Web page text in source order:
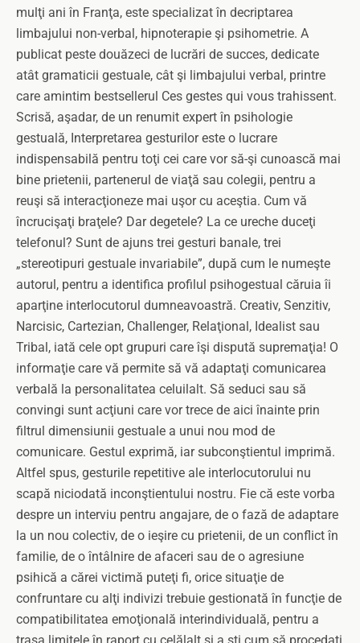
mulţi ani în Franţa, este specializat în decriptarea
limbajului non-verbal, hipnoterapie şi psihometrie. A
publicat peste douăzeci de lucrări de succes, dedicate
atât gramaticii gestuale, cât şi limbajului verbal, printre
care amintim bestsellerul Ces gestes qui vous trahissent.
Scrisă, aşadar, de un renumit expert în psihologie
gestuală, Interpretarea gesturilor este o lucrare
indispensabilă pentru toţi cei care vor să-şi cunoască mai
bine prietenii, partenerul de viaţă sau colegii, pentru a
reuşi să interacţioneze mai uşor cu aceştia. Cum vă
încrucişaţi braţele? Dar degetele? La ce ureche duceţi
telefonul? Sunt de ajuns trei gesturi banale, trei
„stereotipuri gestuale invariabile”, după cum le numeşte
autorul, pentru a identifica profilul psihogestual căruia îi
aparţine interlocutorul dumneavoastră. Creativ, Senzitiv,
Narcisic, Cartezian, Challenger, Relaţional, Idealist sau
Tribal, iată cele opt grupuri care îşi dispută supremaţia! O
informaţie care vă permite să vă adaptaţi comunicarea
verbală la personalitatea celuilalt. Să seduci sau să
convingi sunt acţiuni care vor trece de aici înainte prin
filtrul dimensiunii gestuale a unui nou mod de
comunicare. Gestul exprimă, iar subconştientul imprimă.
Altfel spus, gesturile repetitive ale interlocutorului nu
scapă niciodată inconştientului nostru. Fie că este vorba
despre un interviu pentru angajare, de o fază de adaptare
la un nou colectiv, de o ieşire cu prietenii, de un conflict în
familie, de o întâlnire de afaceri sau de o agresiune
psihică a cărei victimă puteţi fi, orice situaţie de
confruntare cu alţi indivizi trebuie gestionată în funcţie de
compatibilitatea emoţională interindividuală, pentru a